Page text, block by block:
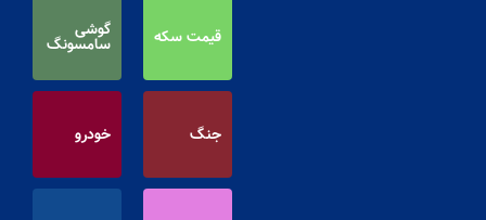
قیمت سکه گوشی
سامسونگ
جنگ خودرو